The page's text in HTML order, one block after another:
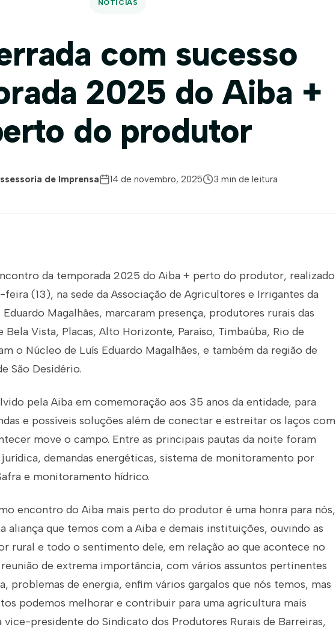
NOTÍCIAS
com sucesso
2025 do Aiba +
do produtor
de Imprensa 14 de novembro, 2025 3 min de leitura
da temporada 2025 do Aiba + perto do produtor, realizado
(13), na sede da Associação de Agricultores e Irrigantes da
Magalhães, marcaram presença, produtores rurais das
Bela Vista, Placas, Alto Horizonte, Paraíso, Timbaúba, Rio de
o Núcleo de Luís Eduardo Magalhães, e também da região de
São Desidério.
pela Aiba em comemoração aos 35 anos da entidade, para
e possíveis soluções além de conectar e estreitar os laços com
move o campo. Entre as principais pautas da noite foram
demandas energéticas, sistema de monitoramento por
e monitoramento hídrico.
encontro do Aiba mais perto do produtor é uma honra para nós,
aliança que temos com a Aiba e demais instituições, ouvindo as
rural e todo o sentimento dele, em relação ao que acontece no
reunião de extrema importância, com vários assuntos pertinentes
problemas de energia, enfim vários gargalos que nós temos, mas
podemos melhorar e contribuir para uma agricultura mais
vice-presidente do Sindicato dos Produtores Rurais de Barreiras,